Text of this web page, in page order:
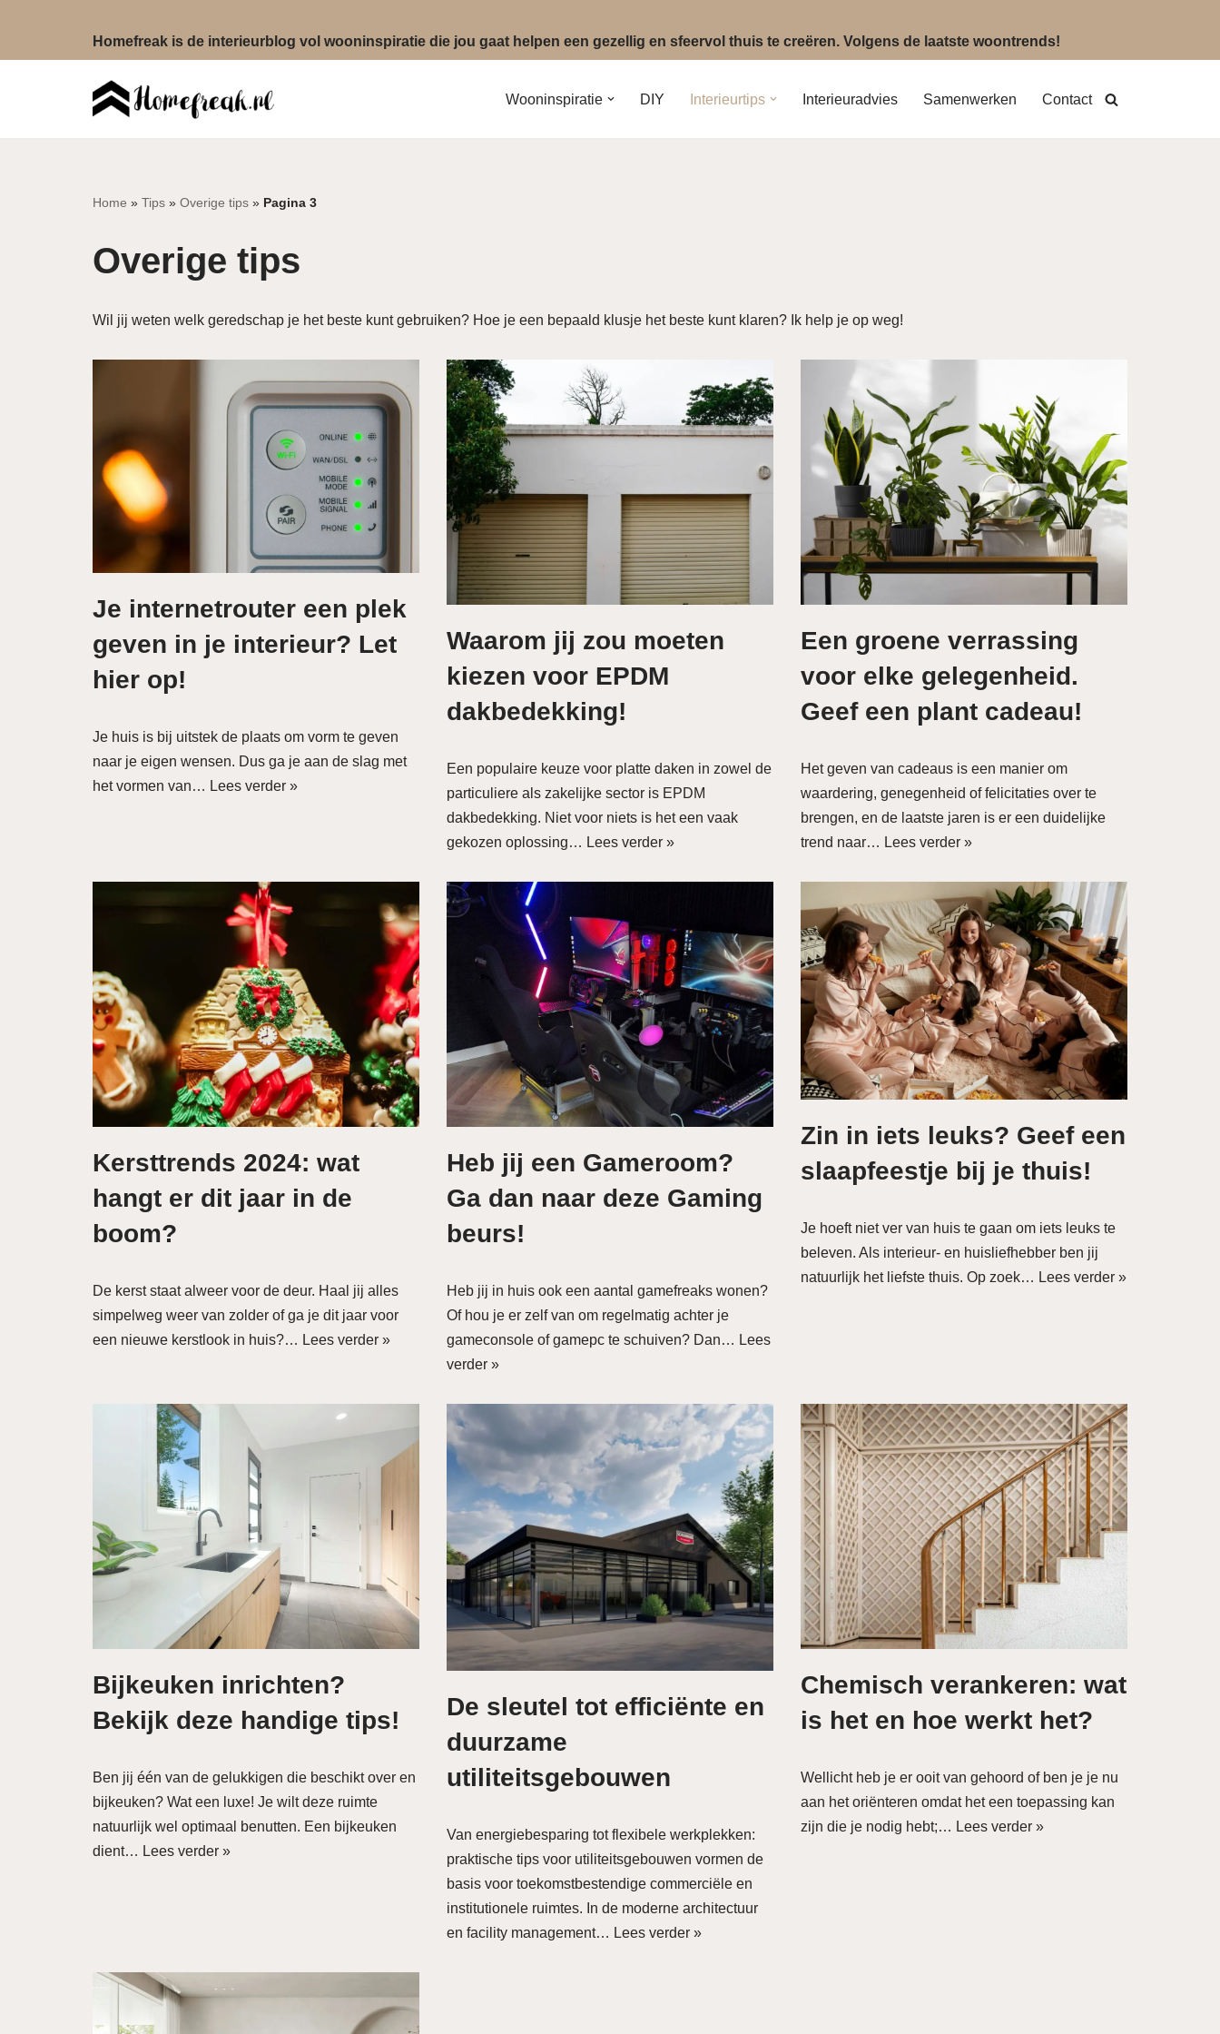
Homefreak is de interieurblog vol wooninspiratie die jou gaat helpen een gezellig en sfeervol thuis te creëren. Volgens de laatste woontrends!
Wooninspiratie DIY Interieurtips Interieuradvies Samenwerken Contact
Home » Tips » Overige tips » Pagina 3
Overige tips
Wil jij weten welk geredschap je het beste kunt gebruiken? Hoe je een bepaald klusje het beste kunt klaren? Ik help je op weg!
Je internetrouter een plek
geven in je interieur? Let
hier op!
Je huis is bij uitstek de plaats om vorm te geven
naar je eigen wensen. Dus ga je aan de slag met
het vormen van… Lees verder »
Waarom jij zou moeten
kiezen voor EPDM
dakbedekking!
Een populaire keuze voor platte daken in zowel de
particuliere als zakelijke sector is EPDM
dakbedekking. Niet voor niets is het een vaak
gekozen oplossing… Lees verder »
Een groene verrassing
voor elke gelegenheid.
Geef een plant cadeau!
Het geven van cadeaus is een manier om
waardering, genegenheid of felicitaties over te
brengen, en de laatste jaren is er een duidelijke
trend naar… Lees verder »
Kersttrends 2024: wat
hangt er dit jaar in de
boom?
De kerst staat alweer voor de deur. Haal jij alles
simpelweg weer van zolder of ga je dit jaar voor
een nieuwe kerstlook in huis?… Lees verder »
Heb jij een Gameroom?
Ga dan naar deze Gaming
beurs!
Heb jij in huis ook een aantal gamefreaks wonen?
Of hou je er zelf van om regelmatig achter je
gameconsole of gamepc te schuiven? Dan… Lees
verder »
Zin in iets leuks? Geef een
slaapfeestje bij je thuis!
Je hoeft niet ver van huis te gaan om iets leuks te
beleven. Als interieur- en huisliefhebber ben jij
natuurlijk het liefste thuis. Op zoek… Lees verder »
Bijkeuken inrichten?
Bekijk deze handige tips!
Ben jij één van de gelukkigen die beschikt over en
bijkeuken? Wat een luxe! Je wilt deze ruimte
natuurlijk wel optimaal benutten. Een bijkeuken
dient… Lees verder »
De sleutel tot efficiënte en
duurzame
utiliteitsgebouwen
Van energiebesparing tot flexibele werkplekken:
praktische tips voor utiliteitsgebouwen vormen de
basis voor toekomstbestendige commerciële en
institutionele ruimtes. In de moderne architectuur
en facility management… Lees verder »
Chemisch verankeren: wat
is het en hoe werkt het?
Wellicht heb je er ooit van gehoord of ben je je nu
aan het oriënteren omdat het een toepassing kan
zijn die je nodig hebt;… Lees verder »